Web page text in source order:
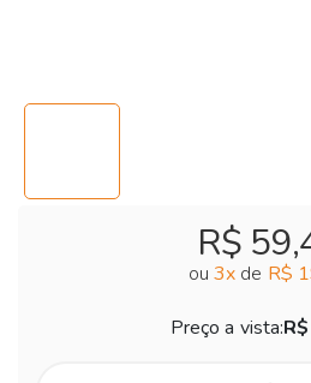
R$
ou 3x de R$
Preço a vista: